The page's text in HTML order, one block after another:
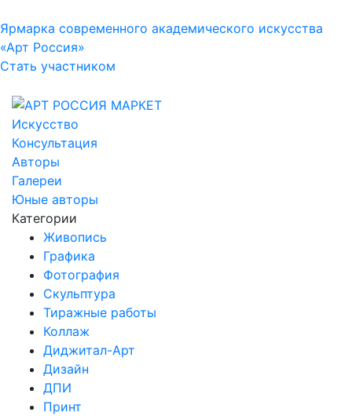
Ярмарка современного академического искусства
«Арт Россия»
Стать участником
Искусство
Консультация
Авторы
Галереи
Юные авторы
Категории
Живопись
Графика
Фотография
Скульптура
Тиражные работы
Коллаж
Диджитал-Арт
Дизайн
ДПИ
Принт